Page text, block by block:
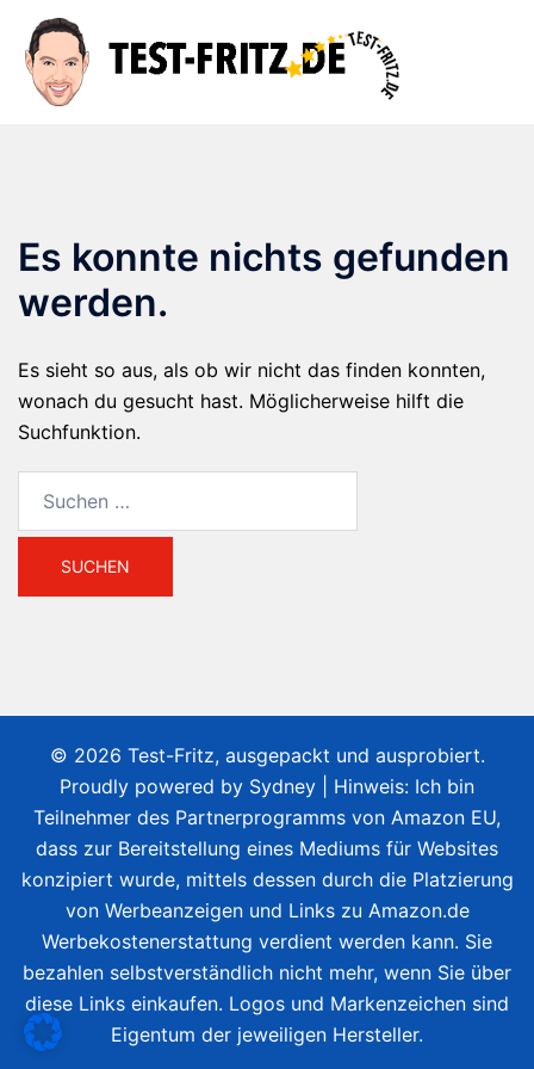
Inhalt
springen
Es konnte nichts gefunden
werden.
Es sieht so aus, als ob wir nicht das finden konnten,
wonach du gesucht hast. Möglicherweise hilft die
Suchfunktion.
nach:
© 2026 Test-Fritz, ausgepackt und ausprobiert.
Proudly powered by Sydney | Hinweis: Ich bin
Teilnehmer des Partnerprogramms von Amazon EU,
dass zur Bereitstellung eines Mediums für Websites
konzipiert wurde, mittels dessen durch die Platzierung
von Werbeanzeigen und Links zu Amazon.de
Werbekostenerstattung verdient werden kann. Sie
bezahlen selbstverständlich nicht mehr, wenn Sie über
diese Links einkaufen. Logos und Markenzeichen sind
Eigentum der jeweiligen Hersteller.